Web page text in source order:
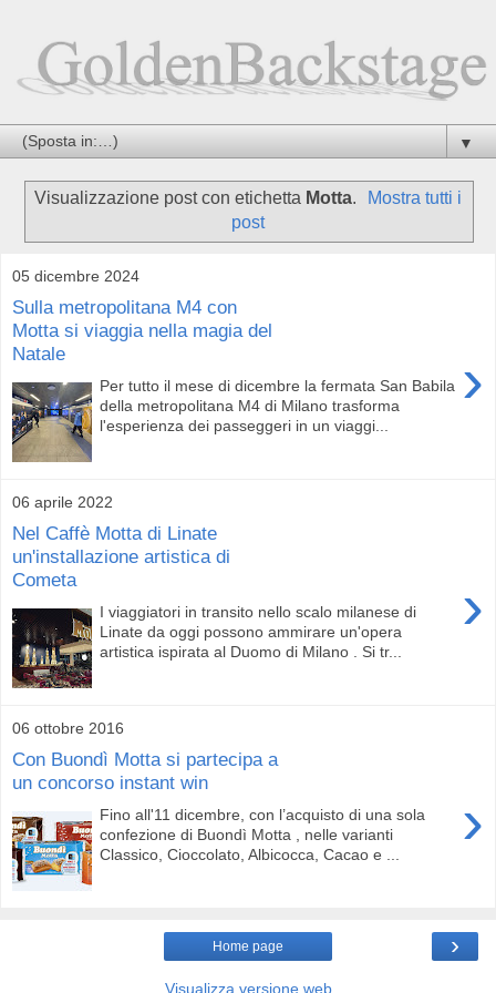
▼
Visualizzazione post con etichetta Motta.
Mostra tutti i
post
05 dicembre 2024
Sulla metropolitana M4 con
Motta si viaggia nella magia del
Natale
›
Per tutto il mese di dicembre la fermata San Babila
della metropolitana M4 di Milano trasforma
l'esperienza dei passeggeri in un viaggi...
06 aprile 2022
Nel Caffè Motta di Linate
un'installazione artistica di
Cometa
›
I viaggiatori in transito nello scalo milanese di
Linate da oggi possono ammirare un'opera
artistica ispirata al Duomo di Milano . Si tr...
06 ottobre 2016
Con Buondì Motta si partecipa a
un concorso instant win
›
Fino all'11 dicembre, con l’acquisto di una sola
confezione di Buondì Motta , nelle varianti
Classico, Cioccolato, Albicocca, Cacao e ...
›
Home page
Visualizza versione web